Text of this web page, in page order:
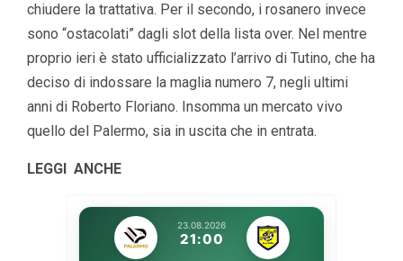
chiudere la trattativa. Per il secondo, i rosanero invece
sono “ostacolati” dagli slot della lista over. Nel mentre
proprio ieri è stato ufficializzato l’arrivo di Tutino, che ha
deciso di indossare la maglia numero 7, negli ultimi
anni di Roberto Floriano. Insomma un mercato vivo
quello del Palermo, sia in uscita che in entrata.
LEGGI ANCHE
23.08.2026
21:00